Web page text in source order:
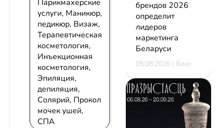
Парикмахерские
услуги, Маникюр,
педикюр, Визаж,
Терапевтическая
косметология,
Инъекционная
косметология,
Эпиляция,
депиляция,
Солярий, Прокол
мочек ушей,
СПА
брендов 2026
определит
лидеров
маркетинга
Беларуси
05.08.2026 | Блог